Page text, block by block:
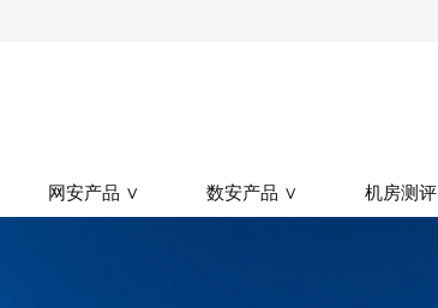
网安产品 ∨ 数安产品 ∨ 机房测评